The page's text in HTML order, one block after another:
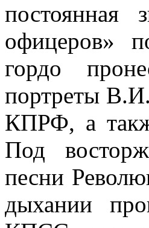
постоянная
офицеров»
гордо
портреты
КПРФ, а
Под
песни
дыхании